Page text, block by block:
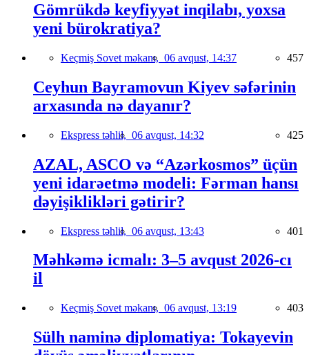
Gömrükdə keyfiyyət inqilabı, yoxsa
yeni bürokratiya?
Keçmiş Sovet məkanı, 06 avqust, 14:37 457
Ceyhun Bayramovun Kiyev səfərinin
arxasında nə dayanır?
Ekspress təhlil, 06 avqust, 14:32 425
AZAL, ASCO və “Azərkosmos” üçün
yeni idarəetmə modeli: Fərman hansı
dəyişiklikləri gətirir?
Ekspress təhlil, 06 avqust, 13:43 401
Məhkəmə icmalı: 3–5 avqust 2026-cı
il
Keçmiş Sovet məkanı, 06 avqust, 13:19 403
Sülh naminə diplomatiya: Tokayevin